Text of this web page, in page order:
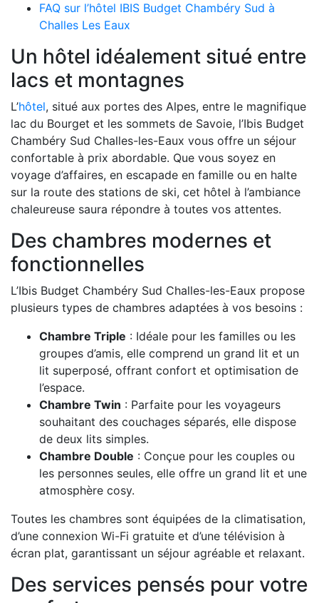
FAQ sur l’hôtel IBIS Budget Chambéry Sud à
Challes Les Eaux
Un hôtel idéalement situé entre
lacs et montagnes
L’hôtel, situé aux portes des Alpes, entre le magnifique
lac du Bourget et les sommets de Savoie, l’Ibis Budget
Chambéry Sud Challes-les-Eaux vous offre un séjour
confortable à prix abordable. Que vous soyez en
voyage d’affaires, en escapade en famille ou en halte
sur la route des stations de ski, cet hôtel à l’ambiance
chaleureuse saura répondre à toutes vos attentes.
Des chambres modernes et
fonctionnelles
L’Ibis Budget Chambéry Sud Challes-les-Eaux propose
plusieurs types de chambres adaptées à vos besoins :
Chambre Triple : Idéale pour les familles ou les
groupes d’amis, elle comprend un grand lit et un
lit superposé, offrant confort et optimisation de
l’espace.
Chambre Twin : Parfaite pour les voyageurs
souhaitant des couchages séparés, elle dispose
de deux lits simples.
Chambre Double : Conçue pour les couples ou
les personnes seules, elle offre un grand lit et une
atmosphère cosy.
Toutes les chambres sont équipées de la climatisation,
d’une connexion Wi-Fi gratuite et d’une télévision à
écran plat, garantissant un séjour agréable et relaxant.
Des services pensés pour votre